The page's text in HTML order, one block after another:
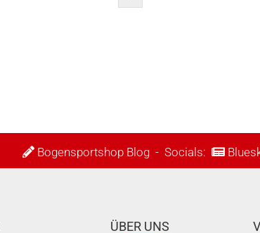
Bogensportshop Blog- Socials:
ÜBER UNS